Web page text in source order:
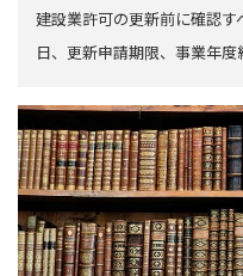
建設業許可の更新前に確認
日、更新申請期限、事業年